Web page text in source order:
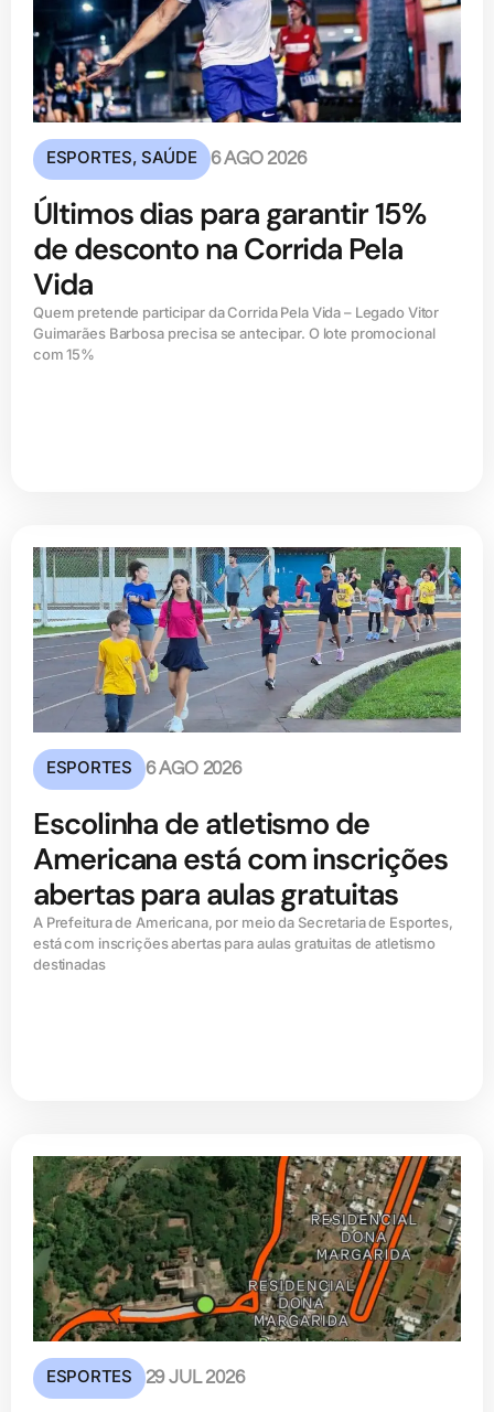
ESPORTES,SAÚDE 6 AGO 2026
Últimos dias para garantir 15%
de desconto na Corrida Pela
Vida
Quem pretende participar da Corrida Pela Vida – Legado Vitor
Guimarães Barbosa precisa se antecipar. O lote promocional
com 15%
ESPORTES 6 AGO 2026
Escolinha de atletismo de
Americana está com inscrições
abertas para aulas gratuitas
A Prefeitura de Americana, por meio da Secretaria de Esportes,
está com inscrições abertas para aulas gratuitas de atletismo
destinadas
ESPORTES 29 JUL 2026